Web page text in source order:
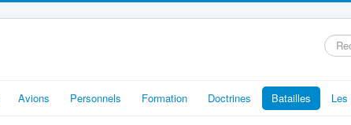
Avions Personnels Formation Doctrines Batailles Les